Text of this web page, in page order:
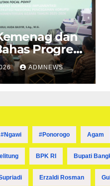
dan
Progres
Tiga
ADMNEWS
#ngawi #ponorogo Agam
BPK RI Bupati
Erzaldi Rosman